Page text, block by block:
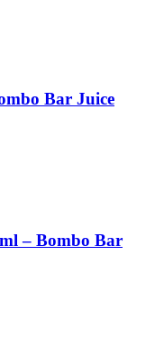
Bar Juice
– Bombo Bar